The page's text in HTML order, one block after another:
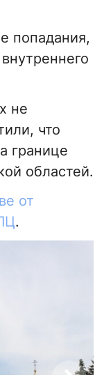
попадания,
не
что
границе
областей.
от
.